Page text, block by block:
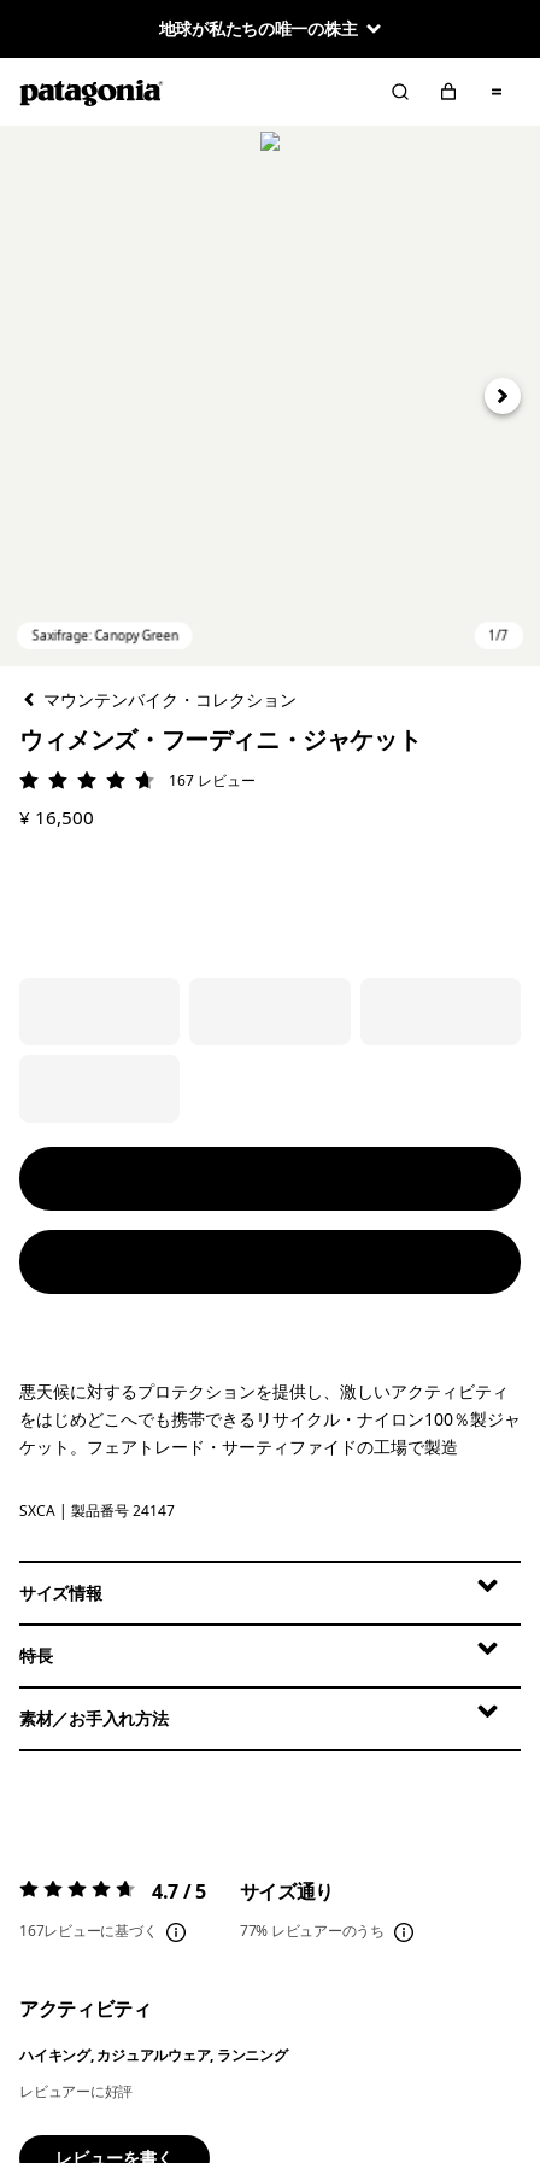
地球が私たちの唯一の株主
次へ
マウンテンバイク・コレクション
ウィメンズ・フーディニ・ジャケット
評価: 4.7 / 5167 レビュー
¥ 16,500
悪天候に対するプロテクションを提供し、激しいアクティビティ
をはじめどこへでも携帯できるリサイクル・ナイロン100％製ジャ
ケット。フェアトレード・サーティファイドの工場で製造
Saxifrage: Canopy Green
SXCA | 製品番号 24147
サイズ情報
特長
素材／お手入れ方法
評価:4.7 / 5 4.7 / 5
167レビューに基づく
サイズ通り
77% レビュアーのうち
アクティビティ
ハイキング, カジュアルウェア, ランニング
レビュアーに好評
レビューを書く